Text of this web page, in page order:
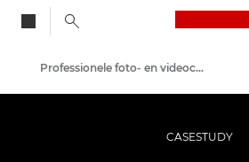
Professionele fotografie en video
Professionele foto- en videocasestudy's
CASESTUDY